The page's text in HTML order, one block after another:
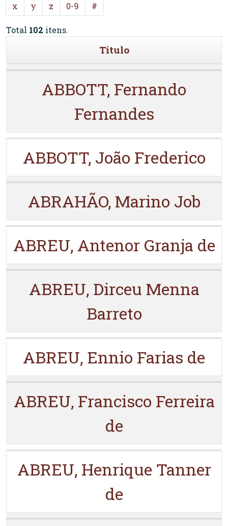
x
y z 0-9 #
Total 102 itens.
Titulo
ABBOTT, Fernando
Fernandes
ABBOTT, João Frederico
ABRAHÃO, Marino Job
ABREU, Antenor Granja de
ABREU, Dirceu Menna
Barreto
ABREU, Ennio Farias de
ABREU, Francisco Ferreira
de
ABREU, Henrique Tanner
de